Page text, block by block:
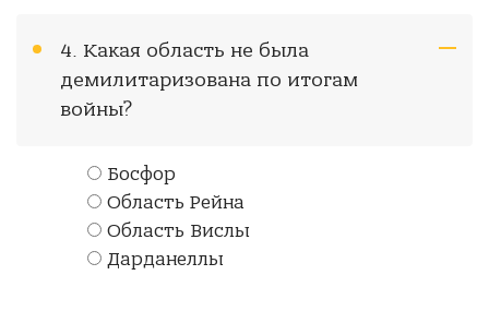
4. Какая область не была
демилитаризована по итогам
войны?
Босфор
Область Рейна
Область Вислы
Дарданеллы